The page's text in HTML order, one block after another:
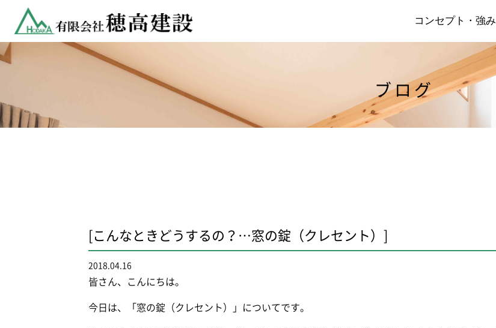
コンセプト・強み
ブログ
[こんなときどうするの？…窓の錠（クレセント）]
2018.04.16
皆さん、こんにちは。
今日は、「窓の錠（クレセント）」についてです。